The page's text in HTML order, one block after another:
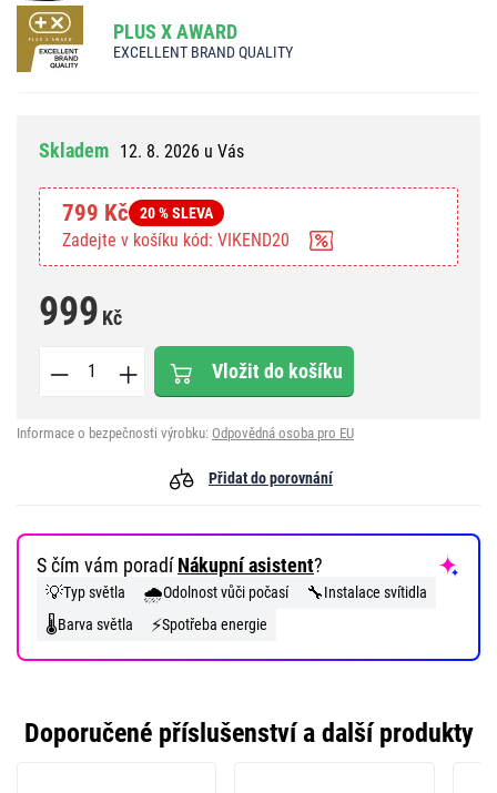
PLUS X AWARD
EXCELLENT BRAND QUALITY
Skladem 12. 8. 2026 u Vás
799 Kč 20 % SLEVA
Zadejte v košíku kód: VIKEND20
999 Kč
Vložit do košíku
Informace o bezpečnosti výrobku: Odpovědná osoba pro EU
Přidat do porovnání
S čím vám poradíNákupní asistent?
💡Typ světla 🌧️Odolnost vůči počasí 🔧Instalace svítidla
🌡️Barva světla ⚡Spotřeba energie
Doporučené příslušenství a další produkty